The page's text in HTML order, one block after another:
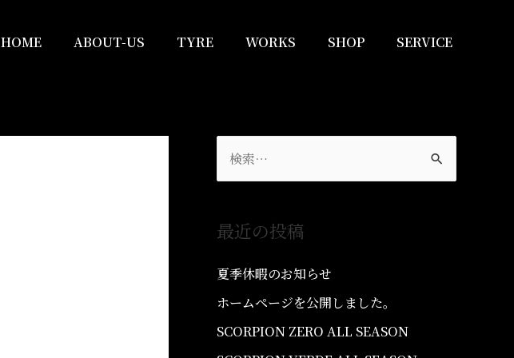
HOME ABOUT-US TYRE WORKS SHOP SERVICE
最近の投稿
夏季休暇のお知らせ
ホームページを公開しました。
SCORPION ZERO ALL SEASON